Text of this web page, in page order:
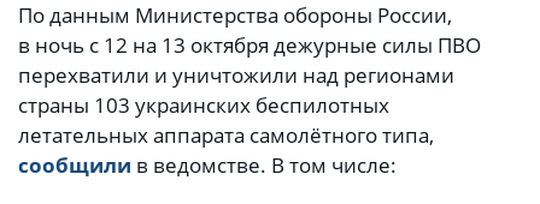
По данным Министерства обороны России,
в ночь с 12 на 13 октября дежурные силы ПВО
перехватили и уничтожили над регионами
страны 103 украинских беспилотных
летательных аппарата самолётного типа,
сообщили в ведомстве. В том числе: